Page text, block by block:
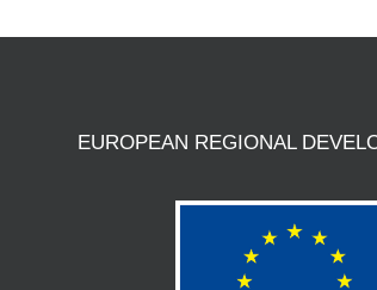
EUROPEAN REGIONAL